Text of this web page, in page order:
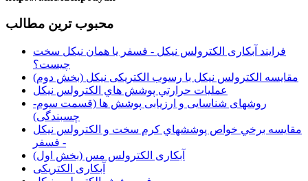
محبوب ترین مطالب
فرایند آبکاری الکترولس نیکل - فسفر یا همان نیکل سخت
چیست؟
مقايسه الکترولس نيکل با رسوب الکتريکی نيکل (بخش دوم)
عمليات حرارتي پوشش هاي الکترولس نيکل
روشهای شناسایی و ارزیابی پوشش ها (قسمت سوم-
چسبندگی)
مقايسه برخي خواص پوششهاي كرم سخت و الكترولس نيكل
- فسفر
آبکاری الکترولس مس (بخش اول)
آبکاری الکتریکی